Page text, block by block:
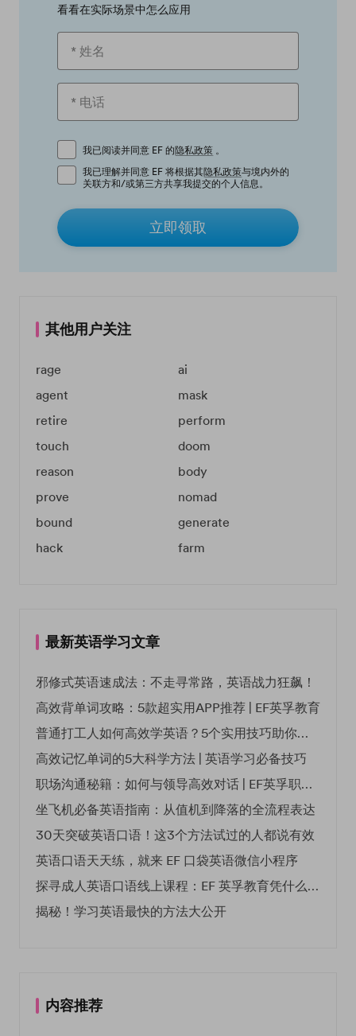
看看在实际场景中怎么应用
我已阅读并同意 EF 的隐私政策 。
我已理解并同意 EF 将根据其隐私政策与境内外的
关联方和/或第三方共享我提交的个人信息。
立即领取
其他用户关注
rage
ai
agent
mask
retire
perform
touch
doom
reason
body
prove
nomad
bound
generate
hack
farm
最新英语学习文章
邪修式英语速成法：不走寻常路，英语战力狂飙！
高效背单词攻略：5款超实用APP推荐 | EF英孚教育
普通打工人如何高效学英语？5个实用技巧助你突破职场瓶颈
高效记忆单词的5大科学方法 | 英语学习必备技巧
职场沟通秘籍：如何与领导高效对话 | EF英孚职场指南
坐飞机必备英语指南：从值机到降落的全流程表达
30天突破英语口语！这3个方法试过的人都说有效
英语口语天天练，就来 EF 口袋英语微信小程序
探寻成人英语口语线上课程：EF 英孚教育凭什么领航
揭秘！学习英语最快的方法大公开
内容推荐